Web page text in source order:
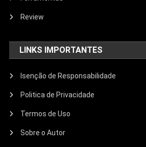
Review
LINKS IMPORTANTES
Isenção de Responsabilidade
Politica de Privacidade
Termos de Uso
Sobre o Autor